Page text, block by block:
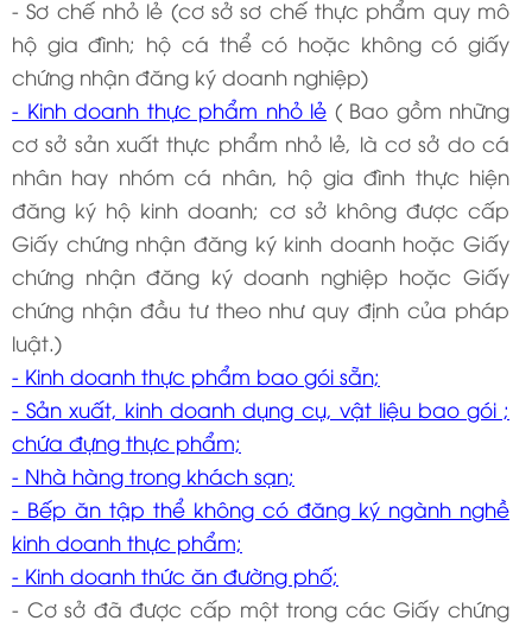
- Sơ chế nhỏ lẻ (cơ sở sơ chế thực phẩm quy mô
hộ gia đình; hộ cá thể có hoặc không có giấy
chứng nhận đăng ký doanh nghiệp)
- Kinh doanh thực phẩm nhỏ lẻ ( Bao gồm những
cơ sở sản xuất thực phẩm nhỏ lẻ, là cơ sở do cá
nhân hay nhóm cá nhân, hộ gia đình thực hiện
đăng ký hộ kinh doanh; cơ sở không được cấp
Giấy chứng nhận đăng ký kinh doanh hoặc Giấy
chứng nhận đăng ký doanh nghiệp hoặc Giấy
chứng nhận đầu tư theo như quy định của pháp
luật.)
- Kinh doanh thực phẩm bao gói sẵn;
- Sản xuất, kinh doanh dụng cụ, vật liệu bao gói ;
chứa đựng thực phẩm;
- Nhà hàng trong khách sạn;
- Bếp ăn tập thể không có đăng ký ngành nghề
kinh doanh thực phẩm;
- Kinh doanh thức ăn đường phố;
- Cơ sở đã được cấp một trong các Giấy chứng